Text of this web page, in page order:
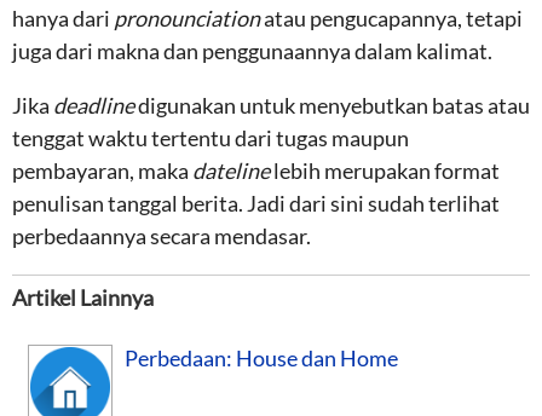
hanya dari pronounciationatau pengucapannya, tetapi
juga dari makna dan penggunaannya dalam kalimat.
Jika deadlinedigunakan untuk menyebutkan batas atau
tenggat waktu tertentu dari tugas maupun
pembayaran, maka datelinelebih merupakan format
penulisan tanggal berita. Jadi dari sini sudah terlihat
perbedaannya secara mendasar.
Artikel Lainnya
Perbedaan: House dan Home